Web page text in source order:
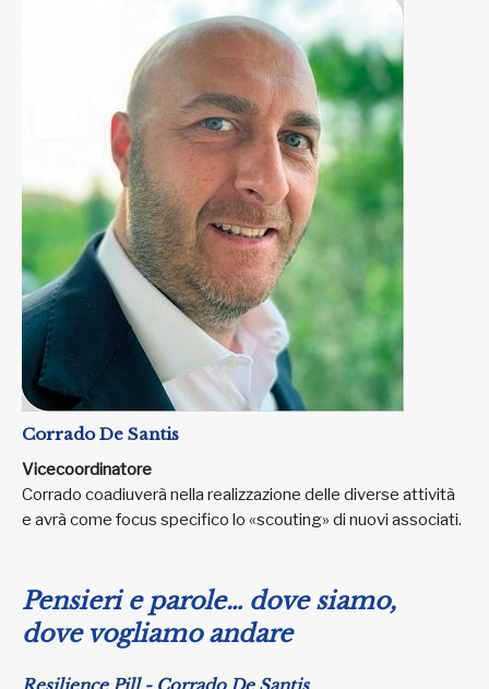
Corrado De Santis
Vicecoordinatore
Corrado coadiuverà nella realizzazione delle diverse attività
e avrà come focus specifico lo «scouting» di nuovi associati.
Pensieri e parole… dove siamo,
dove vogliamo andare
Resilience Pill - Corrado De Santis